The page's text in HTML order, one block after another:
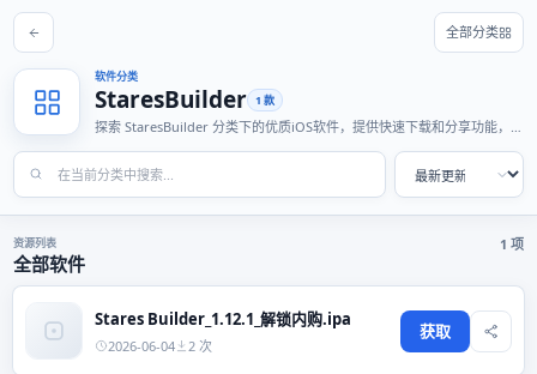
全部分类
软件分类
StaresBuilder 1 款
探索 StaresBuilder 分类下的优质iOS软件，提供快速下载和分享功能，适
资源列表
全部软件
1 项
Stares Builder_1.12.1_解锁内购.ipa
2026-06-04 2 次
获取